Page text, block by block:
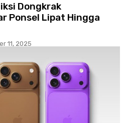
Dongkrak
Ponsel Lipat Hingga
11, 2025